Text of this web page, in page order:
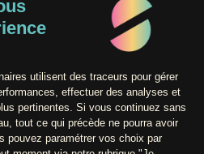
défenseur de
des instruments à cordes,
et des textes sincères et
simple auteur-compositeur :
les mélodies, la soul et les
est resté présent sur les ondes
On lui doit des titres comme
parler de ses nombreux
l'instrumental emblématique
de 65 millions de vues sur
100% Sécurisé
/ Assistance
de vente